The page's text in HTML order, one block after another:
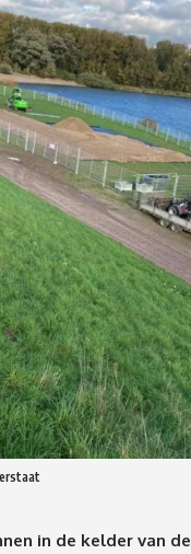
in de kelder van de